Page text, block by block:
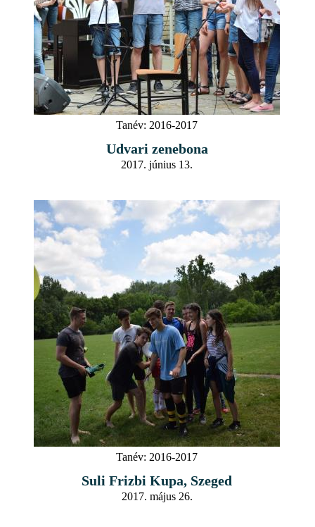
Tanév: 2016-2017
Udvari zenebona
2017. június 13.
Tanév: 2016-2017
Suli Frizbi Kupa, Szeged
2017. május 26.